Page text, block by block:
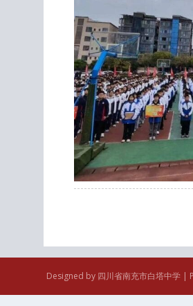
Designed by 四川省南充市白塔中学